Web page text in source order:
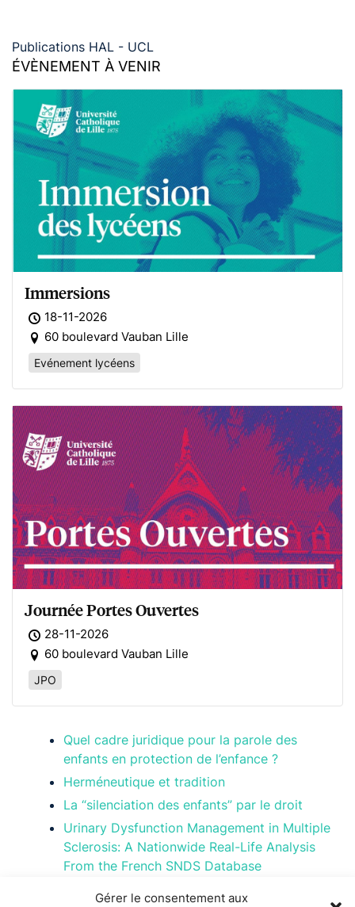
Gérer le consentement aux
Publications HAL - UCL
ÉVÈNEMENT À VENIR
Immersions
18-11-2026
60 boulevard Vauban Lille
Evénement lycéens
Journée Portes Ouvertes
28-11-2026
60 boulevard Vauban Lille
JPO
Quel cadre juridique pour la parole des
enfants en protection de l’enfance ?
Herméneutique et tradition
La “silenciation des enfants” par le droit
Urinary Dysfunction Management in Multiple
Sclerosis: A Nationwide Real-Life Analysis
From the French SNDS Database